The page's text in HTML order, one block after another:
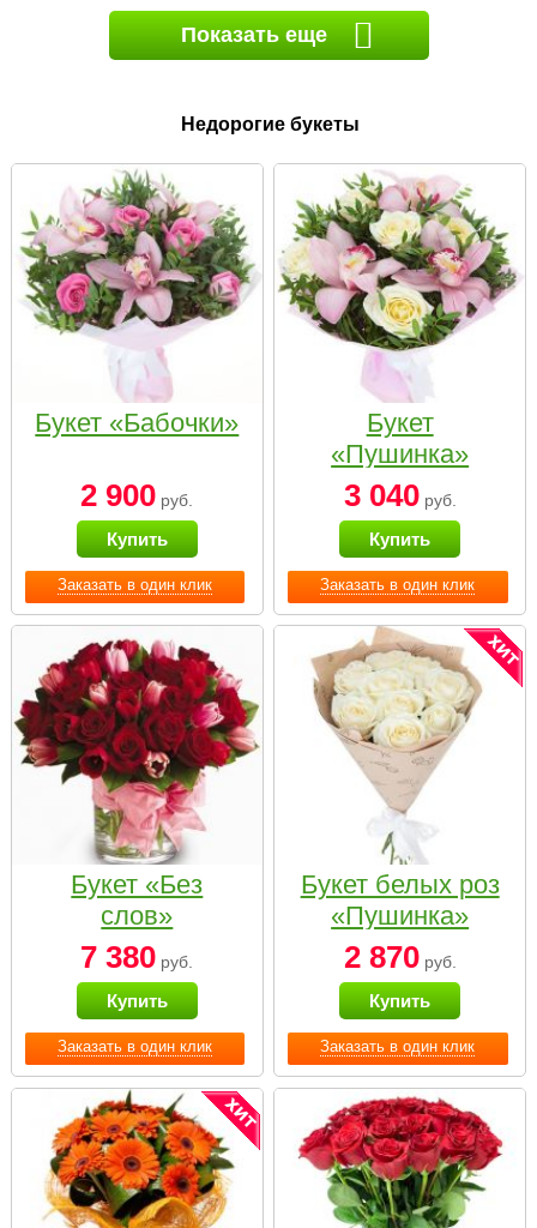
Показать еще
Недорогие букеты
Заказать в один клик
Букет «Бабочки»
2 900 руб.
Купить
Заказать в один клик
Букет
«Пушинка»
3 040руб.
Купить
Заказать в один клик
Букет «Без
слов»
7 380 руб.
Купить
Заказать в один клик
Букет белых роз
«Пушинка»
2 870руб.
Купить